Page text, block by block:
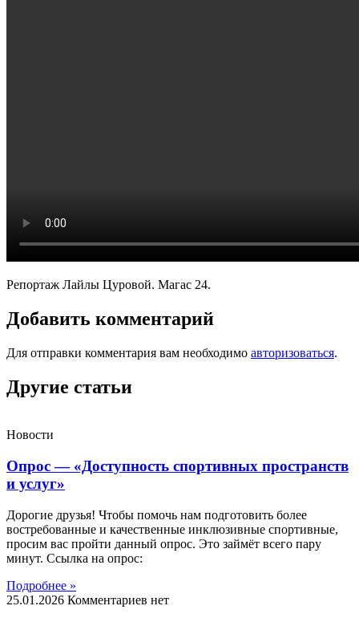
Репортаж Лайлы Цуровой. Магас 24.
Добавить комментарий
Для отправки комментария вам необходимо авторизоваться.
Другие статьи
Новости
Опрос — «Доступность спортивных пространств
и услуг»
Дорогие друзья! Чтобы помочь нам подготовить более
востребованные и качественные инклюзивные спортивные,
просим вас пройти данный опрос. Это займёт всего пару
минут. Ссылка на опрос:
Подробнее »
25.01.2026 Комментариев нет